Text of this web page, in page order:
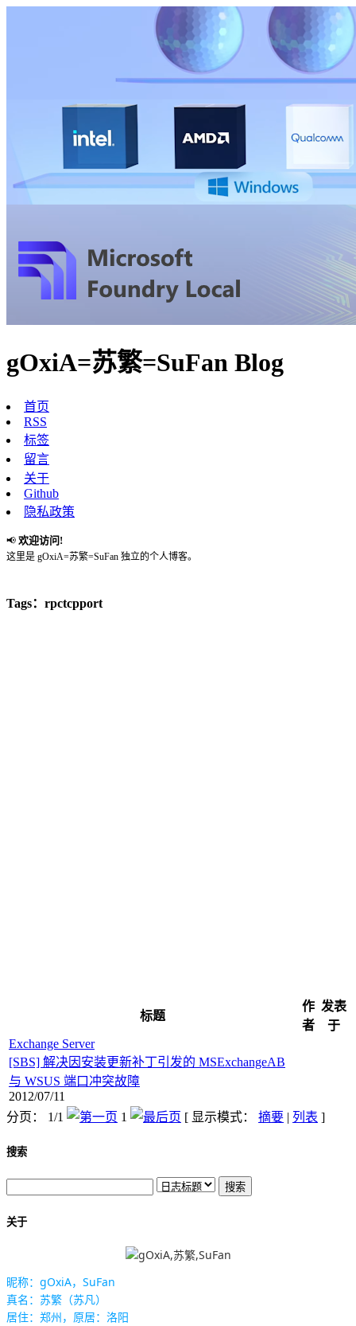
gOxiA=苏繁=SuFan Blog
首页
RSS
标签
留言
关于
Github
隐私政策
📢 欢迎访问!
这里是 gOxiA=苏繁=SuFan 独立的个人博客。
Tags：rpctcpport
标题
作
者
发表
于
Exchange Server
[SBS] 解决因安装更新补丁引发的 MSExchangeAB
与 WSUS 端口冲突故障
2012/07/11
分页： 1/1
1 [ 显示模式： 摘要 | 列表 ]
搜索
关于
昵称：gOxiA，SuFan
真名：苏繁（苏凡）
居住：郑州，原居：洛阳